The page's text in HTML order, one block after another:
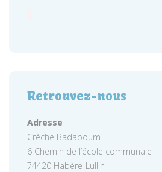
Retrouvez-nous
Adresse
Crèche Badaboum
6 Chemin de l’école communale
74420 Habère-Lullin